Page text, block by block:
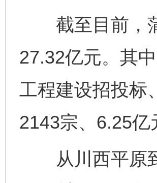
截至目前，蒲
27.32亿元。其
工程建设招投标
2143宗、6.25
从川西平原到